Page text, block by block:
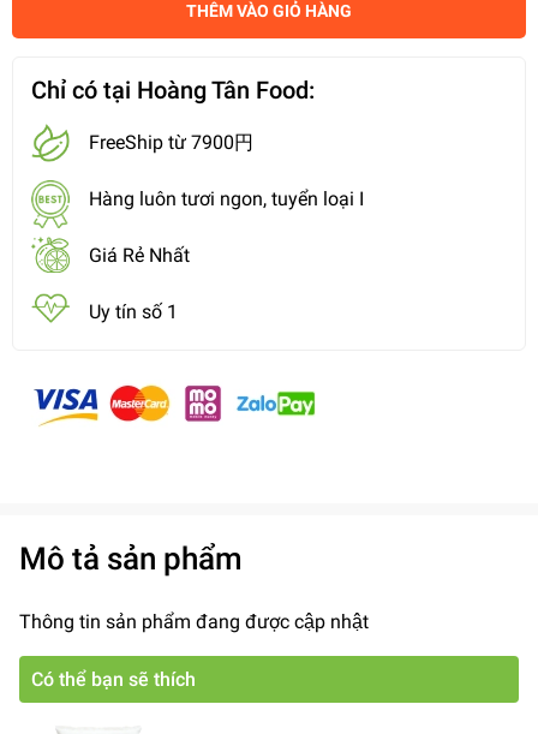
THÊM VÀO GIỎ HÀNG
Chỉ có tại Hoàng Tân Food:
FreeShip từ 7900円
Hàng luôn tươi ngon, tuyển loại I
Giá Rẻ Nhất
Uy tín số 1
Mô tả sản phẩm
Thông tin sản phẩm đang được cập nhật
Có thể bạn sẽ thích